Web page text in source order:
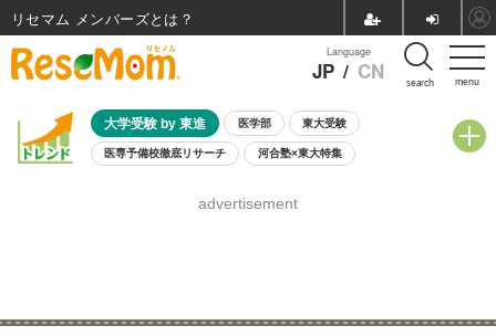
menu
Language
JP / CN search
大学受験 by 東進 医学部 東大受験
医専予備校徹底リサーチ 河合塾×東大特集
8月開催学校説明会・相談会
advertisement
リセマム メンバーズ